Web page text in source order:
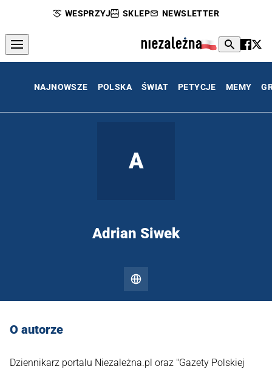
WESPRZYJ SKLEP NEWSLETTER
NAJNOWSZE POLSKA ŚWIAT PETYCJE MEMY
A
Adrian Siwek
O autorze
Dziennikarz portalu Niezależna.pl oraz "Gazety Polskiej